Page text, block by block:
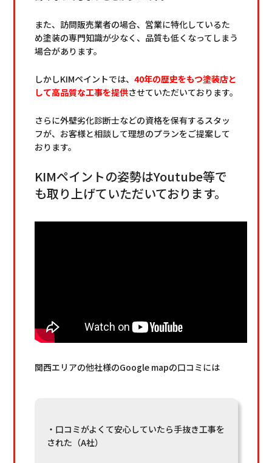
また、訪問販売業者の場合、営業に特化しているた
め塗装の専門知識が少なく、品質も低くなってしまう
場合があります。
しかしKIMペイントでは、 40年の歴史をもつ塗装店と
して高品質な工事を提供させていただいております。
さらに外壁劣化診断士などの資格を保有するスタッ
フが、お客様と相談して理想のプランをご提案して
おります。
KIMペイントの姿勢はYoutube等で
も取り上げていただいております。
関西エリアの他社様のGoogle mapの口コミには
・口コミがよくて安心していたら手抜き工事を
された（A社）